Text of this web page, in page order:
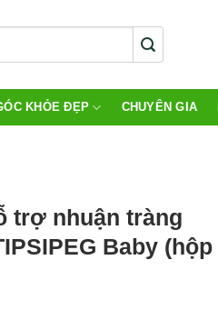
KHỎE ĐẸP CHUYÊN GIA
trợ nhuận tràng
Baby (hộp